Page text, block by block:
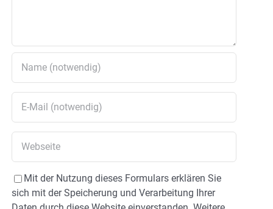
Mit der Nutzung dieses Formulars erklären Sie
sich mit der Speicherung und Verarbeitung Ihrer